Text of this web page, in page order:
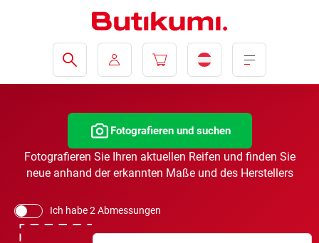
Fotografieren und suchen
Fotografieren Sie Ihren aktuellen Reifen und finden Sie
neue anhand der erkannten Maße und des Herstellers
Ich habe 2 Abmessungen